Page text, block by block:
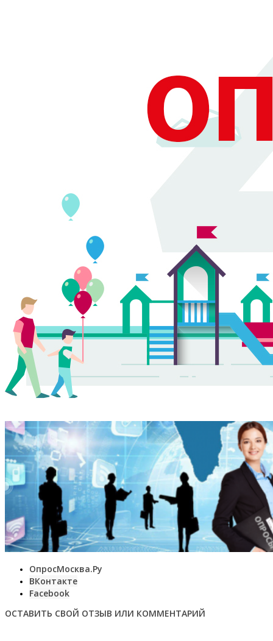
ОпросМосква.Ру
ВКонтакте
Facebook
ОСТАВИТЬ СВОЙ ОТЗЫВ ИЛИ КОММЕНТАРИЙ